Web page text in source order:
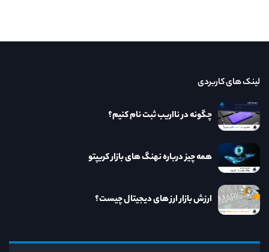
لینک های کاربردی
چگونه در نااریب ثبت نام کنیم؟
همه چیز درباره نهنگ های بازار کریپتو
ارزش بازار ارز های دیجیتال چیست؟